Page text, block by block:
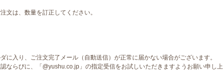
文は、数量を訂正してください。
入り、ご注文完了メール（自動送信）が正常に届かない場合がございます。
ならびに、「@yushu.co.jp」の指定受信をお試しいただきますようお願い申し上